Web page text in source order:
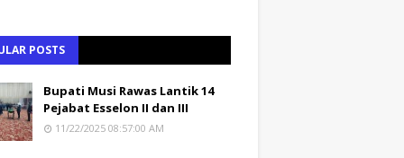
POSTS
Bupati Musi Rawas Lantik 14
Pejabat Esselon II dan III
11/22/2025 08:57:00 AM